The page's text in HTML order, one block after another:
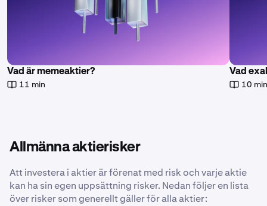
Vad är memeaktier?
11 min
Vad
10
Allmänna aktierisker
Att investera i aktier är förenat med risk och varje aktie
kan ha sin egen uppsättning risker. Nedan följer en lista
över risker som generellt gäller för alla aktier: